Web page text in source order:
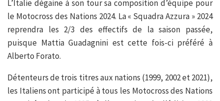
L’Italie dégaine à son tour sa composition d’équipe pour
le Motocross des Nations 2024. La « Squadra Azzura » 2024
reprendra les 2/3 des effectifs de la saison passée,
puisque Mattia Guadagnini est cette fois-ci préféré à
Alberto Forato.
Détenteurs de trois titres aux nations (1999, 2002 et 2021),
les Italiens ont participé à tous les Motocross des Nations